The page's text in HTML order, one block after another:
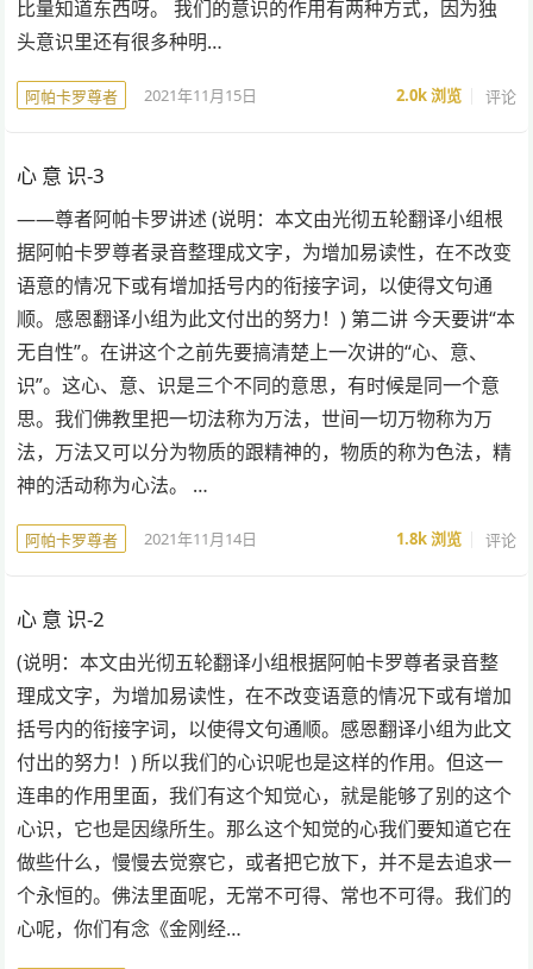
比量知道东西呀。 我们的意识的作用有两种方式，因为独
头意识里还有很多种明…
阿帕卡罗尊者 2021年11月15日 2.0k浏览 评论
心 意 识-3
——尊者阿帕卡罗讲述 (说明：本文由光彻五轮翻译小组根
据阿帕卡罗尊者录音整理成文字，为增加易读性，在不改变
语意的情况下或有增加括号内的衔接字词，以使得文句通
顺。感恩翻译小组为此文付出的努力！) 第二讲 今天要讲“本
无自性”。在讲这个之前先要搞清楚上一次讲的“心、意、
识”。这心、意、识是三个不同的意思，有时候是同一个意
思。我们佛教里把一切法称为万法，世间一切万物称为万
法，万法又可以分为物质的跟精神的，物质的称为色法，精
神的活动称为心法。 …
阿帕卡罗尊者 2021年11月14日 1.8k浏览 评论
心 意 识-2
(说明：本文由光彻五轮翻译小组根据阿帕卡罗尊者录音整
理成文字，为增加易读性，在不改变语意的情况下或有增加
括号内的衔接字词，以使得文句通顺。感恩翻译小组为此文
付出的努力！) 所以我们的心识呢也是这样的作用。但这一
连串的作用里面，我们有这个知觉心，就是能够了别的这个
心识，它也是因缘所生。那么这个知觉的心我们要知道它在
做些什么，慢慢去觉察它，或者把它放下，并不是去追求一
个永恒的。佛法里面呢，无常不可得、常也不可得。我们的
心呢，你们有念《金刚经…